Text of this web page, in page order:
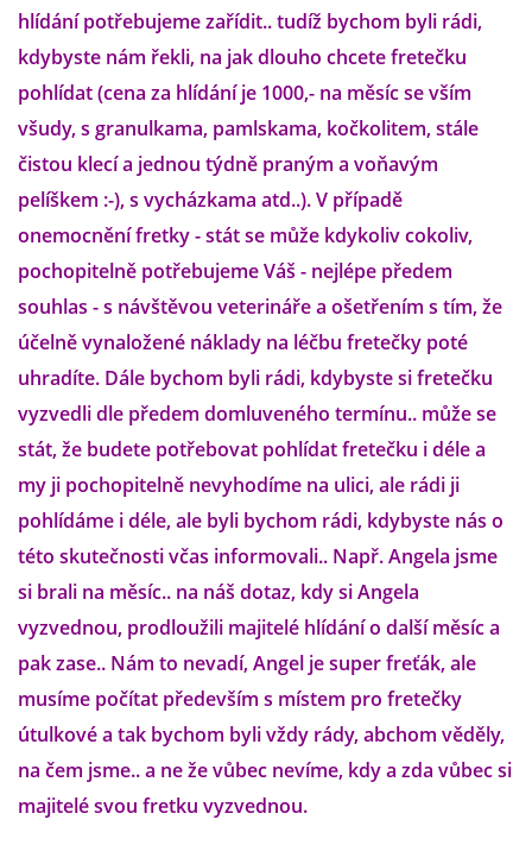
PODMÍNKY PŘEVZETÍ FRETKY.
O FRETCE
PÉČE O FRETKU
CHCI SI POŘÍDIT FRETKU
VÝCHOVA FRETKY
NEMOCI FRETEK
JAK FRETKA BYDLÍ
CESTOVÁNÍ S FRETKOU
JEDNA ČÍ VÍCE FRETEK?
KASTRACE
hlídání potřebujeme zařídit.. tudíž bychom byli rádi,
kdybyste nám řekli, na jak dlouho chcete fretečku
pohlídat (cena za hlídání je 1000,- na měsíc se vším
všudy, s granulkama, pamlskama, kočkolitem, stále
čistou klecí a jednou týdně praným a voňavým
pelíškem :-), s vycházkama atd..). V případě
onemocnění fretky - stát se může kdykoliv cokoliv,
pochopitelně potřebujeme Váš - nejlépe předem
souhlas - s návštěvou veterináře a ošetřením s tím, že
účelně vynaložené náklady na léčbu fretečky poté
uhradíte. Dále bychom byli rádi, kdybyste si fretečku
vyzvedli dle předem domluveného termínu.. může se
stát, že budete potřebovat pohlídat fretečku i déle a
my ji pochopitelně nevyhodíme na ulici, ale rádi ji
pohlídáme i déle, ale byli bychom rádi, kdybyste nás o
této skutečnosti včas informovali.. Např. Angela jsme
si brali na měsíc.. na náš dotaz, kdy si Angela
vyzvednou, prodloužili majitelé hlídání o další měsíc a
pak zase.. Nám to nevadí, Angel je super freťák, ale
musíme počítat především s místem pro fretečky
útulkové a tak bychom byli vždy rády, abchom věděly,
na čem jsme.. a ne že vůbec nevíme, kdy a zda vůbec si
majitelé svou fretku vyzvednou.